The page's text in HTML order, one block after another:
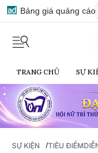
Bảng giá quảng cáo
TRANG CHỦ SỰ
SỰ KIỆN /TIÊU ĐIỂM